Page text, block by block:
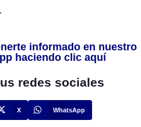
informado en nuestro
haciendo clic aquí
redes sociales
X WhatsApp